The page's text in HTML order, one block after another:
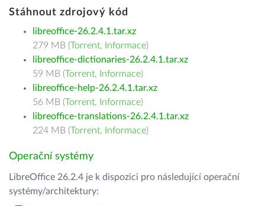
Stáhnout zdrojový kód
libreoffice-26.2.4.1.tar.xz
279 MB (Torrent, Informace)
libreoffice-dictionaries-26.2.4.1.tar.xz
59 MB (Torrent, Informace)
libreoffice-help-26.2.4.1.tar.xz
56 MB (Torrent, Informace)
libreoffice-translations-26.2.4.1.tar.xz
224 MB (Torrent, Informace)
Operační systémy
LibreOffice 26.2.4 je k dispozici pro následující operační
systémy/architektury: